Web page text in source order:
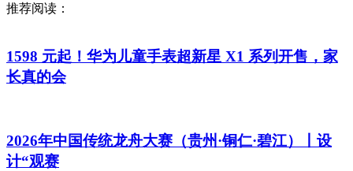
推荐阅读：
1598 元起！华为儿童手表超新星 X1 系列开售，家
长真的会
2026年中国传统龙舟大赛（贵州·铜仁·碧江）丨设
计“观赛